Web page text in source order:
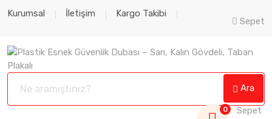
Kurumsal İletişim Kargo Takibi
Sepet
Ara
0
Sepet